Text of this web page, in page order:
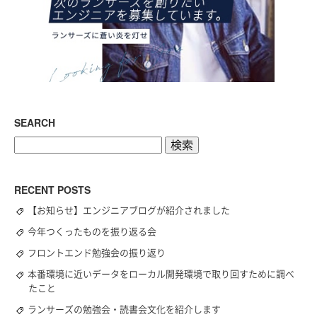
SEARCH
RECENT POSTS
【お知らせ】エンジニアブログが紹介されました
今年つくったものを振り返る会
フロントエンド勉強会の振り返り
本番環境に近いデータをローカル開発環境で取り回すために調べ
たこと
ランサーズの勉強会・読書会文化を紹介します